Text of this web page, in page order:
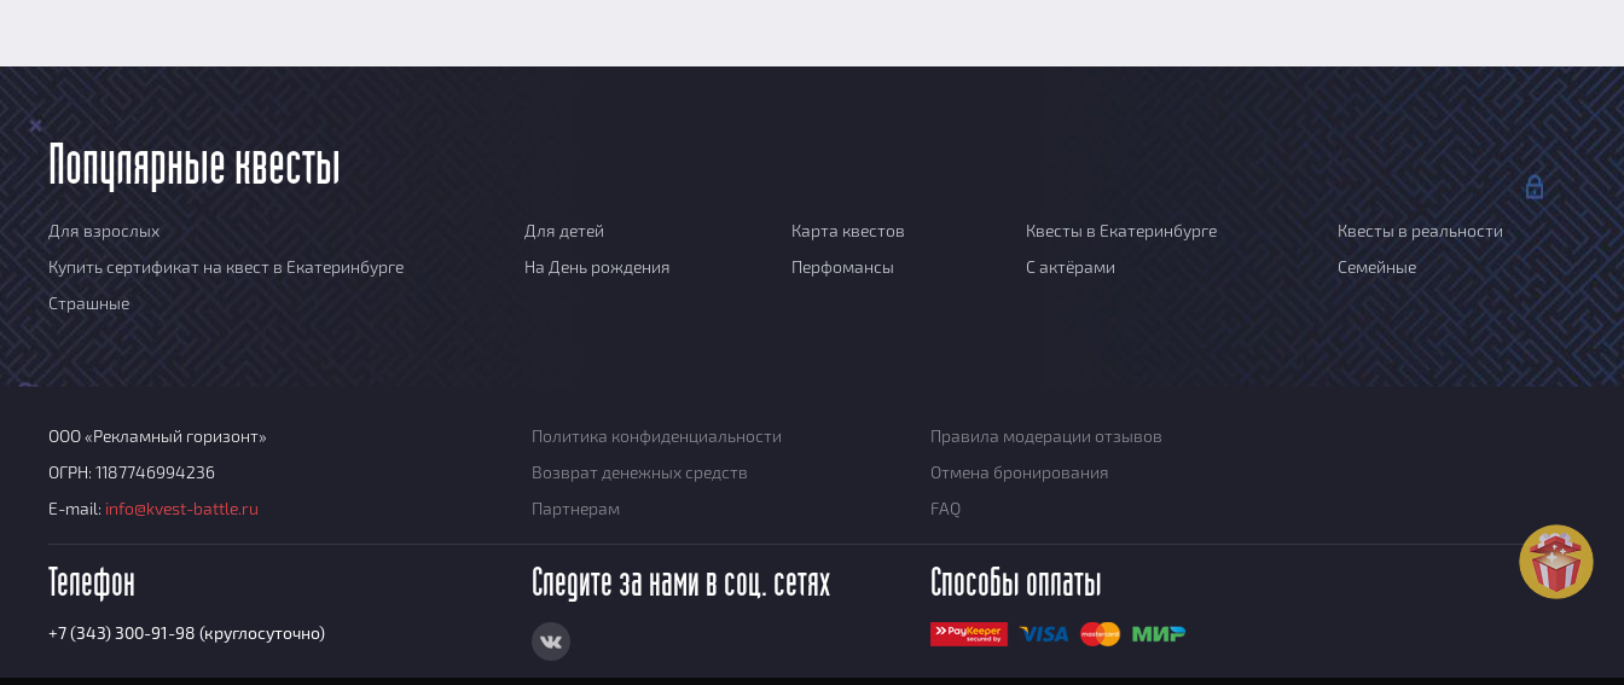
Популярные квесты
Для взрослых Для детей Карта квестов Квесты в Екатеринбурге
Квесты в реальности
Купить сертификат на квест в Екатеринбурге
На День рождения Перфомансы С актёрами
Семейные
Страшные
ООО «Рекламный горизонт»
ОГРН: 1187746994236
E-mail: info@kvest-battle.ru
Политика конфиденциальности
Правила модерации отзывов
Возврат денежных средств
Отмена бронирования
Партнерам
FAQ
Телефон
+7 (343) 300-91-98 (круглосуточно)
Следите за нами в соц. сетях Способы оплаты